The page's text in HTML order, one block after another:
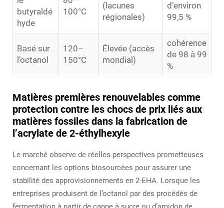
butyraldé
hyde
100°C
(lacunes
régionales)
d’environ
99,5 %
Basé sur
l’octanol
120–
150°C
Élevée (accès
mondial)
cohérence
de 98 à 99
%
Matières premières renouvelables comme
protection contre les chocs de prix liés aux
matières fossiles dans la fabrication de
l’acrylate de 2-éthylhexyle
Le marché observe de réelles perspectives prometteuses
concernant les options biosourcées pour assurer une
stabilité des approvisionnements en 2-EHA. Lorsque les
entreprises produisent de l’octanol par des procédés de